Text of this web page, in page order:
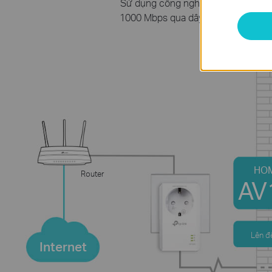
1000 Mbps qua dây điện trong
Internet
Router
Lên